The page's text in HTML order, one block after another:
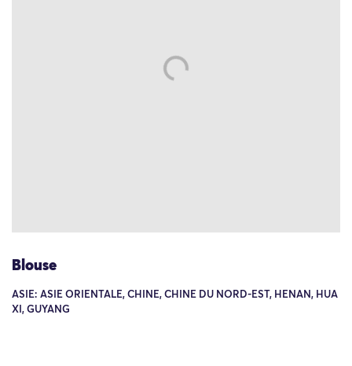
Blouse
ASIE: ASIE ORIENTALE, CHINE, CHINE DU NORD-EST, HENAN, HUA
XI, GUYANG